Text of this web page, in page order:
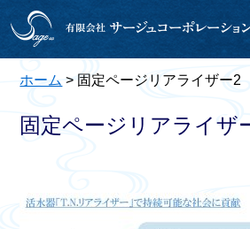
ホーム > 固定ページリアライザー2
固定ページリアライザ